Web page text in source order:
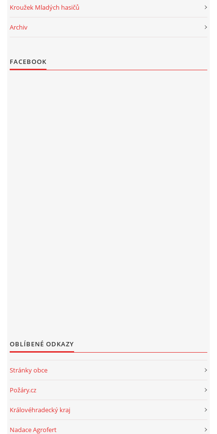
Kroužek Mladých hasičů
Archiv
FACEBOOK
OBLÍBENÉ ODKAZY
Stránky obce
Požáry.cz
Královéhradecký kraj
Nadace Agrofert